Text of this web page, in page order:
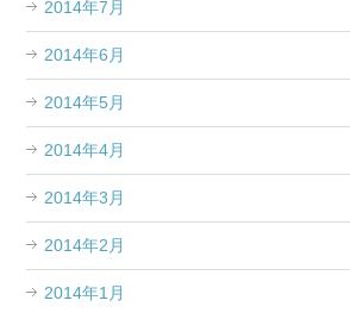
2014年7月
2014年6月
2014年5月
2014年4月
2014年3月
2014年2月
2014年1月